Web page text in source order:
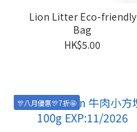
Lion Litter Eco-friendly
Bag
HK$5.00
🎊八月優惠🎊7折🤩